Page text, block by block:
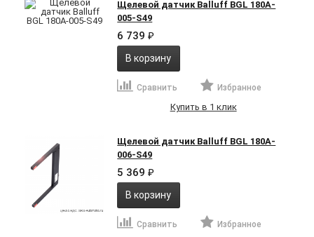
Щелевой датчик Balluff BGL 180A-
005-S49
6 739₽
В корзину
Сравнить Избранное
Купить в 1 клик
Щелевой датчик Balluff BGL 180A-
006-S49
5 369₽
В корзину
Сравнить Избранное